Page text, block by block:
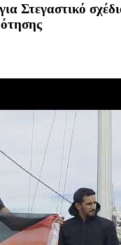
Στεγαστικό